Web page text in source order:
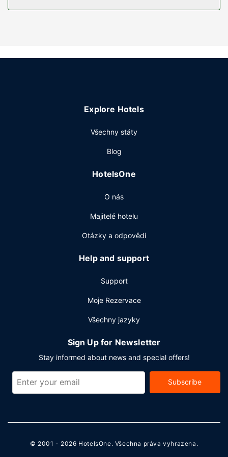
něž patří mimo jiné krytý bazén, vířivka a fitness centrum.
Něco dobrého k zakousnutí vám nabídne prodejna
samoobslužnou snídani zdarma.
zdarma, business centrum a expresní ubytování. Přímo v
Explore Hotels
Všechny státy
Blog
HotelsOne
O nás
Majitelé hotelu
Otázky a odpovědi
Help and support
Support
Moje Rezervace
Všechny jazyky
Sign Up for Newsletter
Stay informed about news and special offers!
Subscribe
© 2001 - 2026 HotelsOne. Všechna práva vyhrazena.